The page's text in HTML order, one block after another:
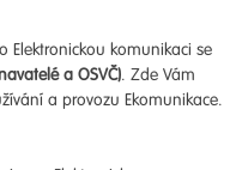
Elektronickou komunikaci se
a OSVČ). Zde Vám
a provozu Ekomunikace.